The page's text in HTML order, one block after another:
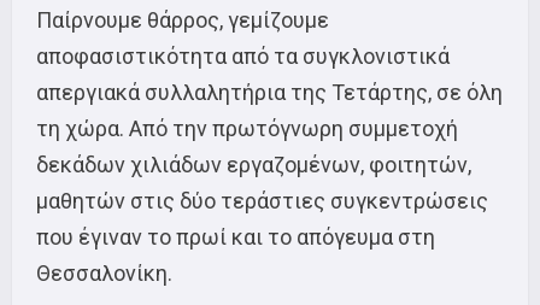
Παίρνουμε θάρρος, γεμίζουμε
αποφασιστικότητα από τα συγκλονιστικά
απεργιακά συλλαλητήρια της Τετάρτης, σε όλη
τη χώρα. Από την πρωτόγνωρη συμμετοχή
δεκάδων χιλιάδων εργαζομένων, φοιτητών,
μαθητών στις δύο τεράστιες συγκεντρώσεις
που έγιναν το πρωί και το απόγευμα στη
Θεσσαλονίκη.